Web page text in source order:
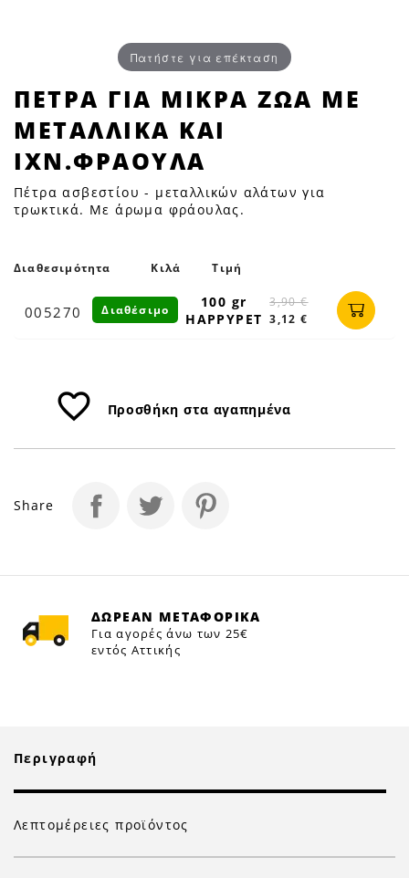
Πατήστε για επέκταση
ΠΕΤΡΑ
ΓΙΑ
ΜΙΚΡΑ
ΖΩΑ
ΜΕ
ΜΕΤΑΛΛΙΚΑ
ΚΑΙ
|
ΠΕΤΡΑ ΓΙΑ ΜΙΚΡΑ ΖΩΑ ΜΕ
ΜΕΤΑΛΛΙΚΑ ΚΑΙ
ΙΧΝ.ΦΡΑΟΥΛΑ
Πέτρα ασβεστίου - μεταλλικών αλάτων για
τρωκτικά. Με άρωμα φράουλας.
Διαθεσιμότητα Κιλά Τιμή
005270
100 gr
HAPPYPET
3,90 €
3,12 €
Διαθέσιμο
favorite_border Προσθήκη στα αγαπημένα
Share
ΔΩΡΕΑΝ ΜΕΤΑΦΟΡΙΚΑ
Για αγορές άνω των 25€
εντός Αττικής
Περιγραφή
Λεπτομέρειες προϊόντος